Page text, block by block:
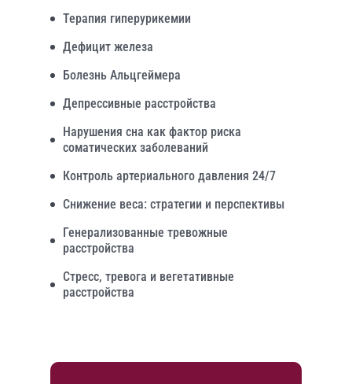
Терапия гиперурикемии
Дефицит железа
Болезнь Альцгеймера
Депрессивные расстройства
Нарушения сна как фактор риска
соматических заболеваний
Контроль артериального давления 24/7
Снижение веса: стратегии и перспективы
Генерализованные тревожные
расстройства
Стресс, тревога и вегетативные
расстройства